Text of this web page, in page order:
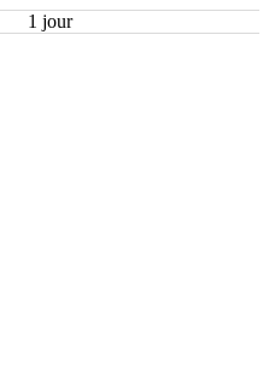
1 jour